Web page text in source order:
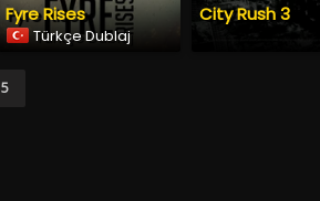
Fyre Rises
Türkçe Dublaj
City Rush 3
5